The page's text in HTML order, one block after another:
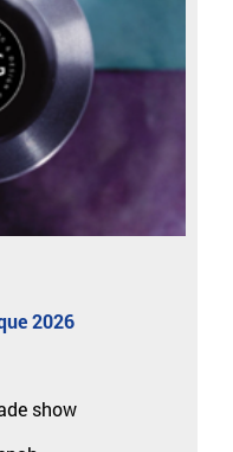
2026
show